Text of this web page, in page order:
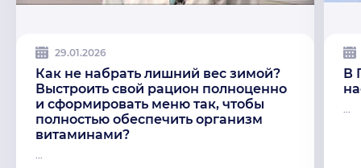
29.01.2026
Как не набрать лишний вес зимой?
Выстроить свой рацион полноценно
и сформировать меню так, чтобы
полностью обеспечить организм
витаминами?
В